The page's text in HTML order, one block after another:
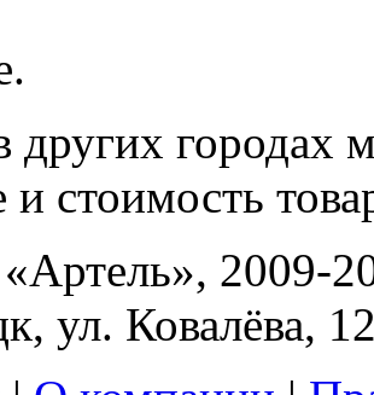
городах
и стоимость
2009-
ул. Ковалёва,